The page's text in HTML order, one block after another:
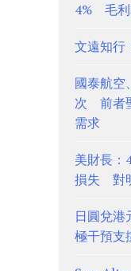
4% 毛利
文遠知行
國泰航空
次 前者
需求
美財長：
損失 對
日圓兌
極干預支